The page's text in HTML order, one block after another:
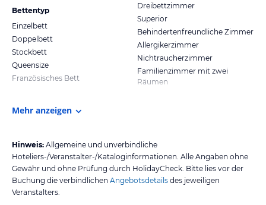
Bettentyp
Einzelbett
Doppelbett
Stockbett
Queensize
Französisches Bett
Dreibettzimmer
Superior
Behindertenfreundliche Zimmer
Allergikerzimmer
Nichtraucherzimmer
Familienzimmer mit zwei
Räumen
Mehr anzeigen
Hinweis: Allgemeine und unverbindliche
Hoteliers-/Veranstalter-/Kataloginformationen. Alle Angaben ohne
Gewähr und ohne Prüfung durch HolidayCheck. Bitte lies vor der
Buchung die verbindlichen Angebotsdetails des jeweiligen
Veranstalters.